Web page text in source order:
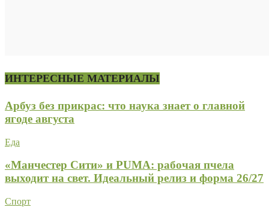
ИНТЕРЕСНЫЕ МАТЕРИАЛЫ
Арбуз без прикрас: что наука знает о главной
ягоде августа
Еда
«Манчестер Сити» и PUMA: рабочая пчела
выходит на свет. Идеальный релиз и форма 26/27
Спорт